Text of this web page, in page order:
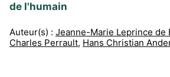
de l'humain
Auteur(s) : Jeanne-Marie Leprince de
Charles Perrault, Hans Christian